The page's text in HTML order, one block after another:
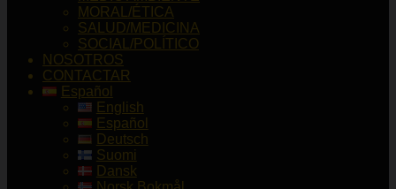
MORAL/ÉTICA
SALUD/MEDICINA
SOCIAL/POLÍTICO
NOSOTROS
CONTACTAR
Español
English
Español
Deutsch
Suomi
Dansk